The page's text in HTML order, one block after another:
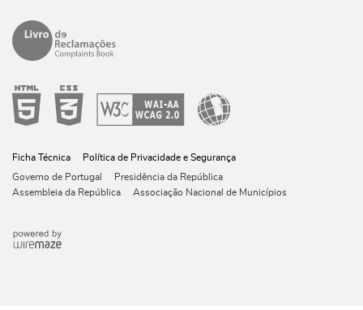
Ficha Técnica
Política de Privacidade e Segurança
Governo de Portugal
Presidência da República
Assembleia da República
Associação Nacional de Municípios